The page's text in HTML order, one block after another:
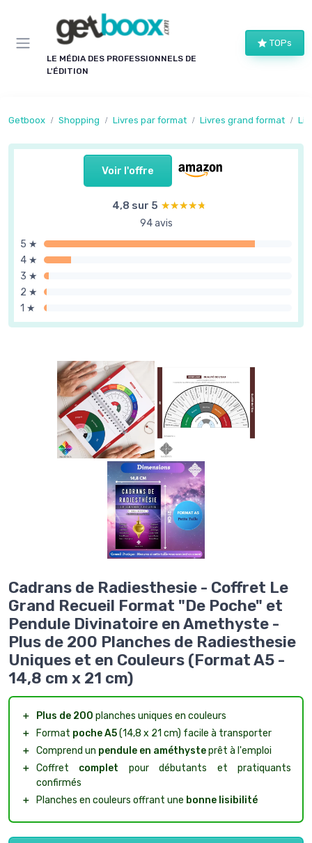
LE MÉDIA DES PROFESSIONNELS DE
L'ÉDITION
TOPs
Getboox Shopping Livres par format Livres grand format
Voir l'offre
4,8 sur 5 ★★★★★
★★★★★
94 avis
5 ★
4 ★
3 ★
2 ★
1 ★
Cadrans de Radiesthesie - Coffret Le
Grand Recueil Format "De Poche" et
Pendule Divinatoire en Amethyste -
Plus de 200 Planches de Radiesthesie
Uniques et en Couleurs (Format A5 -
14,8 cm x 21 cm)
＋ Plus de 200 planches uniques en couleurs
＋
Format poche A5(14,8 x 21 cm) facile à transporter
＋ Comprend un pendule en améthysteprêt à l'emploi
＋ Coffret complet pour débutants et pratiquants
confirmés
＋
Planches en couleurs offrant une bonne lisibilité